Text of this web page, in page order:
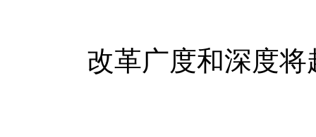
改革广度和深度将